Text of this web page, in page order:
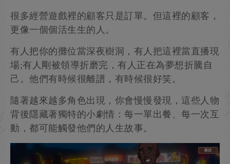
很多經營遊戲裡的顧客只是訂單。但這裡的顧客，
更像一個個活生生的人。
有人把你的攤位當深夜樹洞，有人把這裡當直播現
場;有人剛被領導折磨完，有人正在為夢想折騰自
己。他們有時候很離譜，有時候很好笑。
隨著越來越多角色出現，你會慢慢發現，這些人物
背後隱藏著獨特的小劇情：每一單出餐、每一次互
動，都可能觸發他們的人生故事。